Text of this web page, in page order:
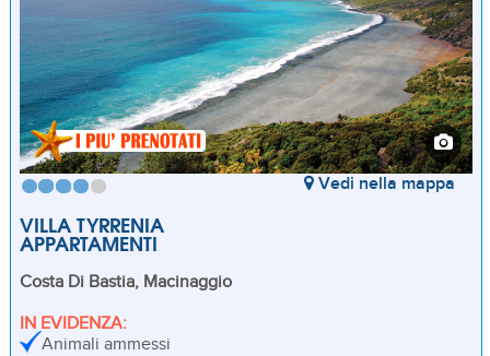
VILLA TYRRENIA
APPARTAMENTI
Vedi nella mappa
Costa Di Bastia, Macinaggio
IN EVIDENZA:
Animali ammessi